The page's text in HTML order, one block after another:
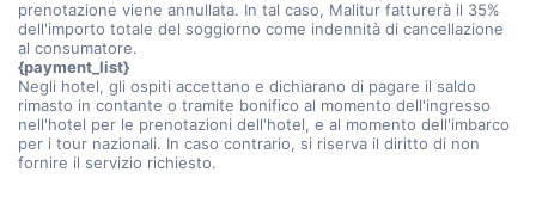
prenotazione viene annullata. In tal caso, Malitur fatturerà il 35%
dell'importo totale del soggiorno come indennità di cancellazione
al consumatore.
{payment_list}
Negli hotel, gli ospiti accettano e dichiarano di pagare il saldo
rimasto in contante o tramite bonifico al momento dell'ingresso
nell'hotel per le prenotazioni dell'hotel, e al momento dell'imbarco
per i tour nazionali. In caso contrario, si riserva il diritto di non
fornire il servizio richiesto.